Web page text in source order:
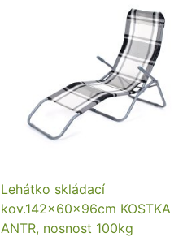
Lehátko skládací
kov.142x60x96cm KOSTKA
ANTR, nosnost 100kg